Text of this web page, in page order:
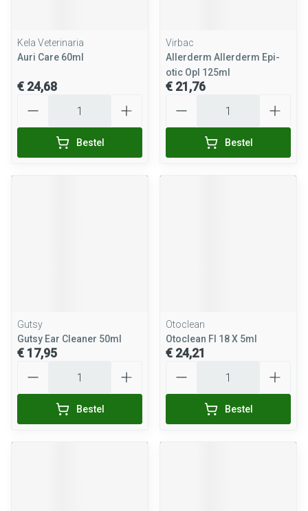
Kela Veterinaria
Auri Care 60ml
€ 24,68
Bestel
Virbac
Allerderm Allerderm Epi-
otic Opl 125ml
€ 21,76
Bestel
Gutsy
Gutsy Ear Cleaner 50ml
€ 17,95
Bestel
Otoclean
Otoclean Fl 18 X 5ml
€ 24,21
Bestel